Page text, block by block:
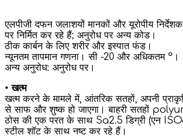
एलपीजी दफन जलाशयों मानकों और यूरोपीय
पर निर्मित कर रहे हैं; अनुरोध पर अन्य कोड।
ठीक कार्बन के लिए शरीर और इस्पात फंड।
न्यूनतम तापमान गणना। सी -20 और अधिकतम °।
अन्य अनुरोध: अनुरोध पर।
•खत्म
खत्म करने के मामले में, आंतरिक सतहों, अपनी
से साफ और शुष्क हो जाएगा। बाहरी सतहों
ठोस की एक परत के साथ Sa2.5 डिग्री (एन
स्टील शॉट के साथ नष्ट कर रहे हैं।